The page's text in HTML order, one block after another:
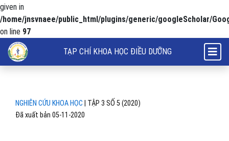
given in
/home/jnsvnaee/public_html/plugins/generic/googleScholar/
on line 97
Thay đổi kiến thức về phục hồi chức năng vận động cho người
TẠP CHÍ KHOA HỌC ĐIỀU DƯỠNG
NGHIÊN CỨU KHOA HỌC TẬP 3 SỐ 5 (2020)
Đã xuất bản 05-11-2020